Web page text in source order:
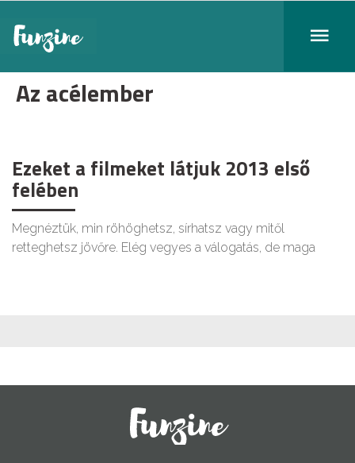
Az acélember
Ezeket a filmeket látjuk 2013 első
felében
Megnéztük, min röhöghetsz, sírhatsz vagy mitől
retteghetsz jövőre. Elég vegyes a válogatás, de maga